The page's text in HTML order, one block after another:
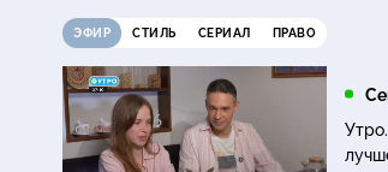
ЭФИР СТИЛЬ СЕРИАЛ ПРАВО
21:15
Сегодня
21:30